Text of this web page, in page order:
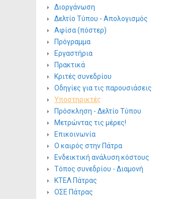
Διοργάνωση
Δελτίο Τύπου - Απολογισμός
Αφίσα (πόστερ)
Πρόγραμμα
Εργαστήρια
Πρακτικά
Κριτές συνεδρίου
Οδηγίες για τις παρουσιάσεις
Υποστηρικτές
Πρόσκληση - Δελτίο Τύπου
Μετρώντας τις μέρες!
Επικοινωνία
Ο καιρός στην Πάτρα
Ενδεικτική ανάλυση κόστους
Τόπος συνεδρίου - Διαμονή
ΚΤΕΛ Πάτρας
ΟΣΕ Πάτρας